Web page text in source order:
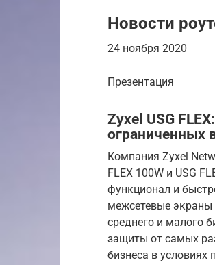
Новости
24 ноября 2020
Презентация
Zyxel USG
ограниченных
Компания Zyxel
FLEX 100W и USG
функционал и
межсетевые
среднего и малого
защиты от самых
бизнеса в условиях